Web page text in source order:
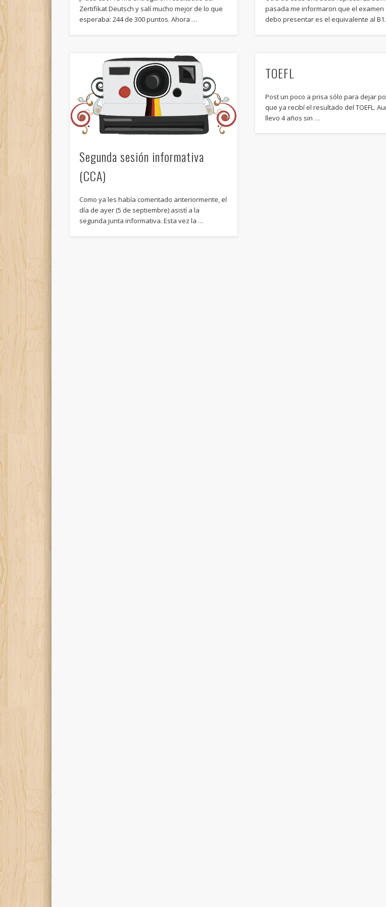
Zertifikat Deutsch y salí mucho mejor de lo que
esperaba: 244 de 300 puntos. Ahora …
pasada me informaron que el examen
debo presentar es el equivalente al
Segunda sesión informativa
(CCA)
Como ya les había comentado anteriormente, el
día de ayer (5 de septiembre) asistí a la
segunda junta informativa. Esta vez la …
TOEFL
Post un poco a prisa sólo para dejar
que ya recibí el resultado del TOEFL.
llevo 4 años sin …